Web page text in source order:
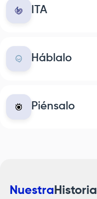
ITA
Háblalo
Piénsalo
Nuestra Historia